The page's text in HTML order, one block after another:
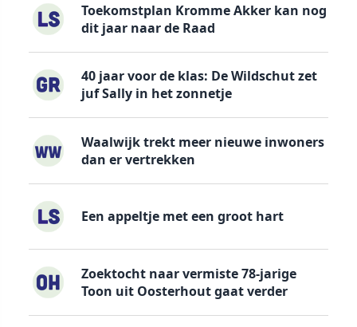
Toekomstplan Kromme Akker kan nog
dit jaar naar de Raad
40 jaar voor de klas: De Wildschut zet
juf Sally in het zonnetje
Waalwijk trekt meer nieuwe inwoners
dan er vertrekken
Een appeltje met een groot hart
Zoektocht naar vermiste 78-jarige
Toon uit Oosterhout gaat verder